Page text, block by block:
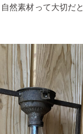
然素材って大切だ